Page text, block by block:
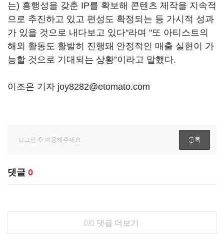
는) 흥행성을 갖춘 IP를 확보해 콘텐츠 제작을 지속적
으로 추진하고 있고 편성도 확정되는 등 가시적 성과
가 있을 것으로 내다보고 있다"라며 "또 아티스트의
해외 활동도 활발히 진행돼 안정적인 매출 실현이 가
능할 것으로 기대되는 상황”이라고 말했다.
이조은 기자 joy8282@etomato.com
댓글 0
0/0 댓글 더보기